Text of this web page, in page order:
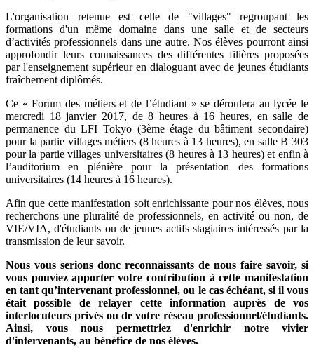
L'organisation retenue est celle de "villages" regroupant les
formations d'un même domaine dans une salle et de secteurs
d’activités professionnels dans une autre. Nos élèves pourront ainsi
approfondir leurs connaissances des différentes filières proposées
par l'enseignement supérieur en dialoguant avec de jeunes étudiants
fraîchement diplômés.
Ce « Forum des métiers et de l’étudiant » se déroulera au lycée le
mercredi 18 janvier 2017, de 8 heures à 16 heures, en salle de
permanence du LFI Tokyo (3ème étage du bâtiment secondaire)
pour la partie villages métiers (8 heures à 13 heures), en salle B 303
pour la partie villages universitaires (8 heures à 13 heures) et enfin à
l’auditorium en plénière pour la présentation des formations
universitaires (14 heures à 16 heures).
Afin que cette manifestation soit enrichissante pour nos élèves, nous
recherchons une pluralité de professionnels, en activité ou non, de
VIE/VIA, d'étudiants ou de jeunes actifs stagiaires intéressés par la
transmission de leur savoir.
Nous vous serions donc reconnaissants de nous faire savoir, si
vous pouviez apporter votre contribution à cette manifestation
en tant qu’intervenant professionnel, ou le cas échéant, si il vous
était possible de relayer cette information auprès de vos
interlocuteurs privés ou de votre réseau professionnel/étudiants.
Ainsi, vous nous permettriez d'enrichir notre vivier
d'intervenants, au bénéfice de nos élèves.